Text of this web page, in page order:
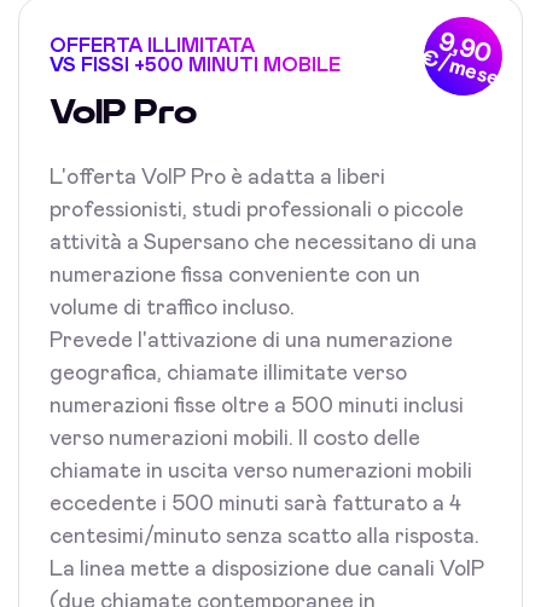
9,90
€/mese
OFFERTA ILLIMITATA
VS FISSI +500 MINUTI MOBILE
VoIP Pro
L'offerta VoIP Pro è adatta a liberi
professionisti, studi professionali o piccole
attività a Supersano che necessitano di una
numerazione fissa conveniente con un
volume di traffico incluso.
Prevede l'attivazione di una numerazione
geografica, chiamate illimitate verso
numerazioni fisse oltre a 500 minuti inclusi
verso numerazioni mobili. Il costo delle
chiamate in uscita verso numerazioni mobili
eccedente i 500 minuti sarà fatturato a 4
centesimi/minuto senza scatto alla risposta.
La linea mette a disposizione due canali VoIP
(due chiamate contemporanee in